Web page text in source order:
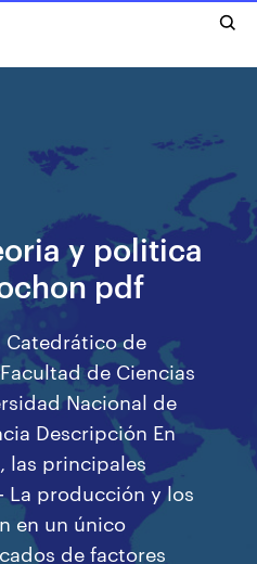
y politica
pdf
Catedrático de
de Ciencias
Nacional de
Descripción En
las principales
La producción y los
en un único
de factores